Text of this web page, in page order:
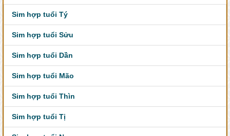
Sim hợp tuổi Tý
Sim hợp tuổi Sửu
Sim hợp tuổi Dần
Sim hợp tuổi Mão
Sim hợp tuổi Thìn
Sim hợp tuổi Tị